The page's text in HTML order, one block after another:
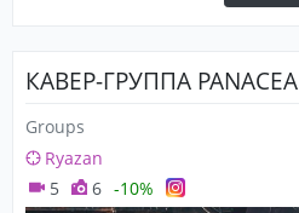
КАВЕР-ГРУППА PANACEA
Groups
Ryazan
5
6 -10%